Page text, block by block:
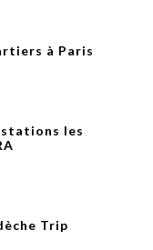
à Paris
stations les
Trip